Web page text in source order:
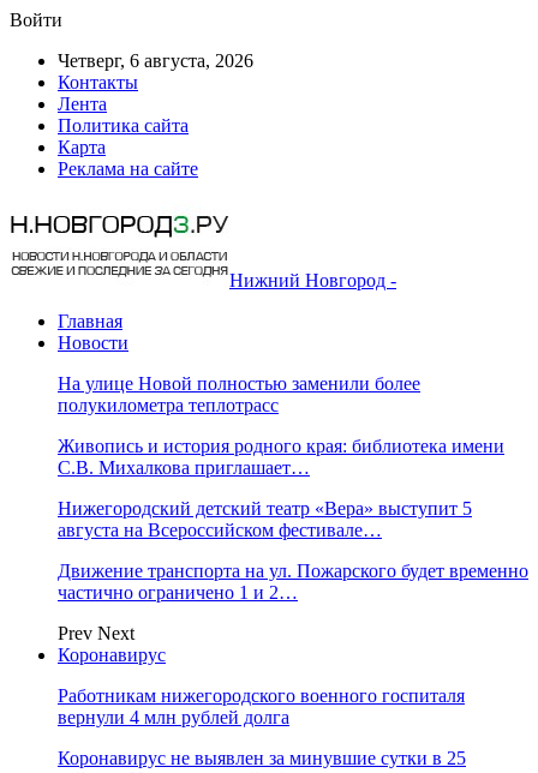
Войти
Четверг, 6 августа, 2026
Контакты
Лента
Политика сайта
Карта
Реклама на сайте
Нижний Новгород -
Главная
Новости
На улице Новой полностью заменили более
полукилометра теплотрасс
Живопись и история родного края: библиотека имени
С.В. Михалкова приглашает…
Нижегородский детский театр «Вера» выступит 5
августа на Всероссийском фестивале…
Движение транспорта на ул. Пожарского будет временно
частично ограничено 1 и 2…
Prev Next
Коронавирус
Работникам нижегородского военного госпиталя
вернули 4 млн рублей долга
Коронавирус не выявлен за минувшие сутки в 25